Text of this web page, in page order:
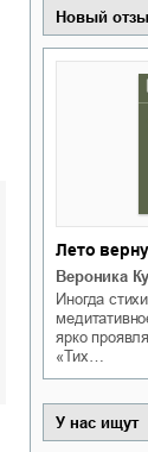
Новый
Лето
Вероника
Иногда
ярко
«Тих…
У нас ищут